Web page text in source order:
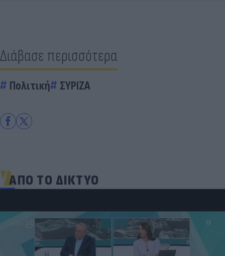
Διάβασε περισσότερα
Πολιτική ΣΥΡΙΖΑ
ΑΠΟ ΤΟ ΔΙΚΤΥΟ